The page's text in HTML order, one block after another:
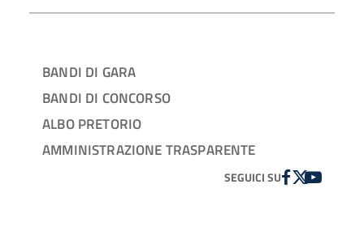
BANDI DI GARA
BANDI DI CONCORSO
ALBO PRETORIO
AMMINISTRAZIONE TRASPARENTE
SEGUICI SUFACEBOOK
TWITTER
YOUTUBE